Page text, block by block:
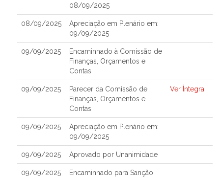
08/09/2025
08/09/2025
Apreciação em Plenário em:
09/09/2025
09/09/2025
Encaminhado à Comissão de
Finanças, Orçamentos e
Contas
09/09/2025
Parecer da Comissão de
Finanças, Orçamentos e
Contas
Ver Íntegra
09/09/2025
Apreciação em Plenário em:
09/09/2025
09/09/2025 Aprovado por Unanimidade
09/09/2025
Encaminhado para Sanção